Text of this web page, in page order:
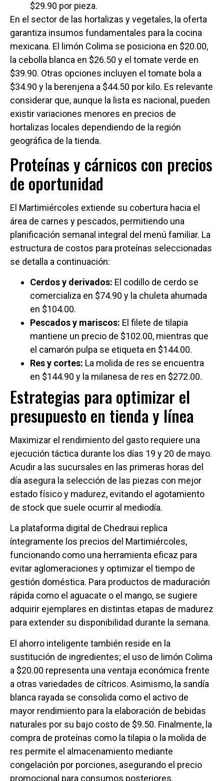
$29.90 por pieza.
En el sector de las hortalizas y vegetales, la oferta
garantiza insumos fundamentales para la cocina
mexicana. El limón Colima se posiciona en $20.00,
la cebolla blanca en $26.50 y el tomate verde en
$39.90. Otras opciones incluyen el tomate bola a
$34.90 y la berenjena a $44.50 por kilo. Es relevante
considerar que, aunque la lista es nacional, pueden
existir variaciones menores en precios de
hortalizas locales dependiendo de la región
geográfica de la tienda.
Proteínas y cárnicos con precios
de oportunidad
El Martimiércoles extiende su cobertura hacia el
área de carnes y pescados, permitiendo una
planificación semanal integral del menú familiar. La
estructura de costos para proteínas seleccionadas
se detalla a continuación:
Cerdos y derivados: El codillo de cerdo se
comercializa en $74.90 y la chuleta ahumada
en $104.00.
Pescados y mariscos: El filete de tilapia
mantiene un precio de $102.00, mientras que
el camarón pulpa se etiqueta en $144.00.
Res y cortes: La molida de res se encuentra
en $144.90 y la milanesa de res en $272.00.
Estrategias para optimizar el
presupuesto en tienda y línea
Maximizar el rendimiento del gasto requiere una
ejecución táctica durante los días 19 y 20 de mayo.
Acudir a las sucursales en las primeras horas del
día asegura la selección de las piezas con mejor
estado físico y madurez, evitando el agotamiento
de stock que suele ocurrir al mediodía.
La plataforma digital de Chedraui replica
íntegramente los precios del Martimiércoles,
funcionando como una herramienta eficaz para
evitar aglomeraciones y optimizar el tiempo de
gestión doméstica. Para productos de maduración
rápida como el aguacate o el mango, se sugiere
adquirir ejemplares en distintas etapas de madurez
para extender su disponibilidad durante la semana.
El ahorro inteligente también reside en la
sustitución de ingredientes; el uso de limón Colima
a $20.00 representa una ventaja económica frente
a otras variedades de cítricos. Asimismo, la sandía
blanca rayada se consolida como el activo de
mayor rendimiento para la elaboración de bebidas
naturales por su bajo costo de $9.50. Finalmente, la
compra de proteínas como la tilapia o la molida de
res permite el almacenamiento mediante
congelación por porciones, asegurando el precio
promocional para consumos posteriores.